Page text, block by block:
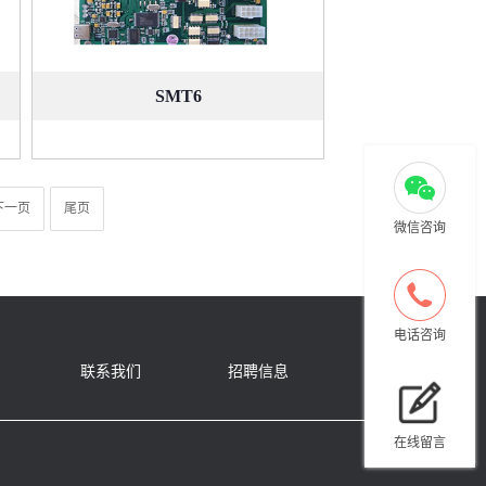
SMT6
一页 尾页
联系我们 招聘信息
微信咨询
电话咨询
在线留言